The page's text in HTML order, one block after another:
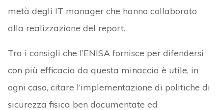
metà degli IT manager che hanno collaborato
alla realizzazione del report.
Tra i consigli che l’ENISA fornisce per difendersi
con più efficacia da questa minaccia è utile, in
ogni caso, citare l’implementazione di politiche di
sicurezza fisica ben documentate ed